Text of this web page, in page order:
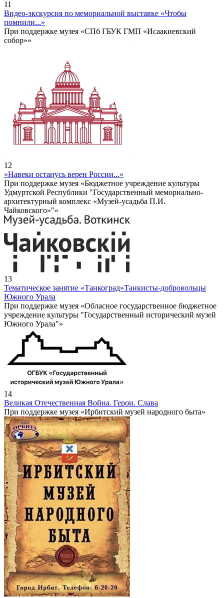
11
Видео-экскурсия по мемориальной выставке «Чтобы
помнили...»
При поддержке музея «СПб ГБУК ГМП «Исаакиевский
собор»»
12
«Навеки останусь верен России...»
При поддержке музея «Бюджетное учреждение культуры
Удмуртской Республики "Государственный мемориально-
архитектурный комплекс «Музей-усадьба П.И.
Чайковского»"»
13
Тематическое занятие «Танкоград»Танкисты-добровольцы
Южного Урала
При поддержке музея «Обласное государственное бюджетное
учреждение культуры "Государственный исторический музей
Южного Урала"»
14
Великая Отечественная Война. Герои. Слава
При поддержке музея «Ирбитский музей народного быта»